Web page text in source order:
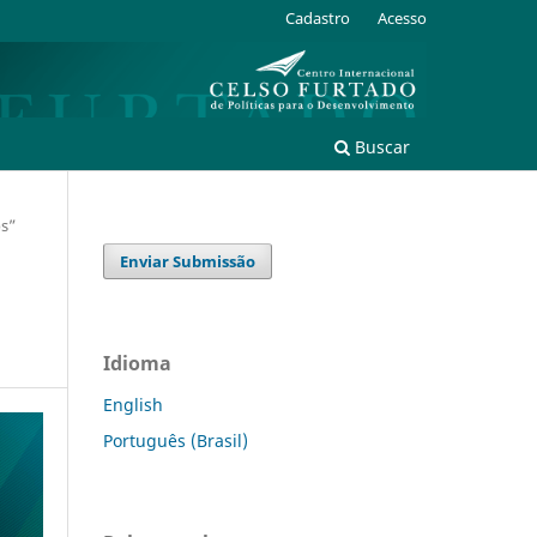
Buscar
Cadastro Acesso
Enviar Submissão
Idioma
English
Português (Brasil)